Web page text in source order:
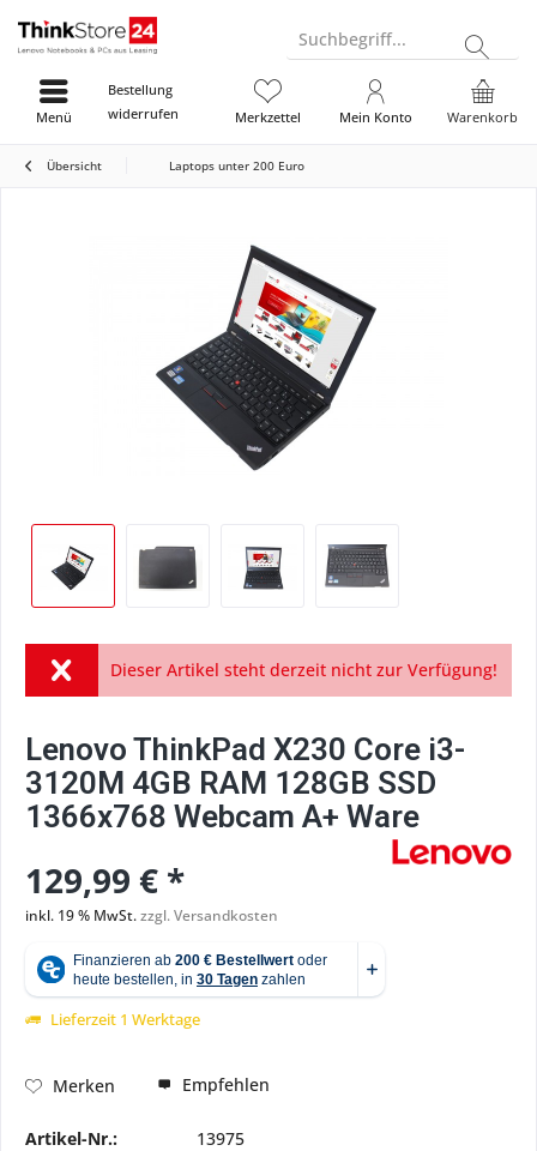
Suchbegriff...
Bestellung
widerrufen
Warenkorb
Merkzettel Mein Konto
Menü
Übersicht Laptops unter 200 Euro
Dieser Artikel steht derzeit nicht zur Verfügung!
Lenovo ThinkPad X230 Core i3-
3120M 4GB RAM 128GB SSD
1366x768 Webcam A+ Ware
129,99 € *
inkl. 19 % MwSt.zzgl. Versandkosten
Lieferzeit 1 Werktage
Merken Empfehlen
Artikel-Nr.:
13975